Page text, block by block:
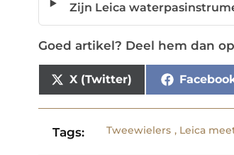
Zijn Leica
Goed artikel? Deel hem dan
X (Twitter)
Tags: Tweewielers , Leica